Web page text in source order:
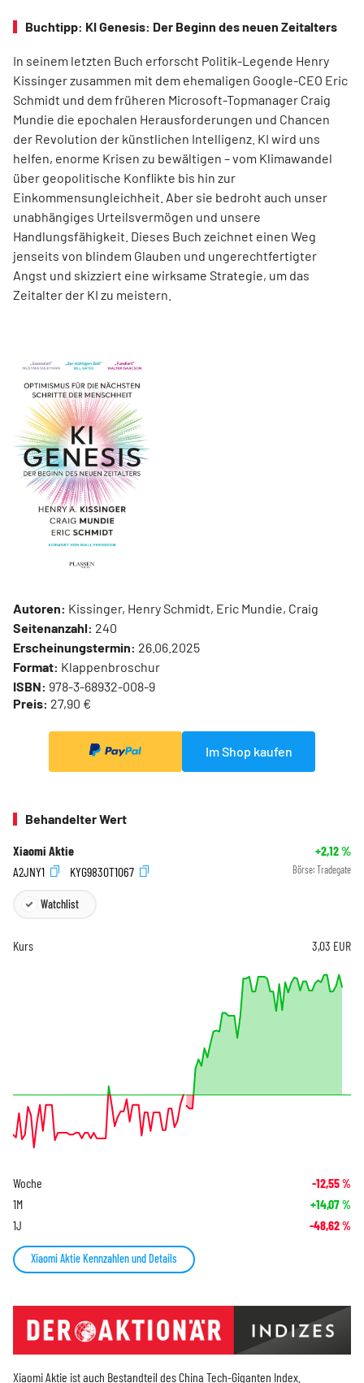
Buchtipp: KI Genesis: Der Beginn des neuen Zeitalters
In seinem letzten Buch erforscht Politik-Legende Henry
Kissinger zusammen mit dem ehemaligen Google-CEO Eric
Schmidt und dem früheren Microsoft-Topmanager Craig
Mundie die epochalen Herausforderungen und Chancen
der Revolution der künstlichen Intelligenz. KI wird uns
helfen, enorme Krisen zu bewältigen – vom Klimawandel
über geo­poli­tische Konflikte bis hin zur
Einkommensungleichheit. Aber sie bedroht auch unser
unabhängiges Urteilsvermögen und unsere
Handlungsfähigkeit. Dieses Buch zeichnet einen Weg
jenseits von blindem Glauben und ungerechtfertigter
Angst und skizziert eine wirksame Strategie, um das
Zeitalter der KI zu meistern.
Autoren: Kissinger, Henry Schmidt, Eric Mundie, Craig
Seitenanzahl: 240
Erscheinungstermin: 26.06.2025
Format: Klappenbroschur
ISBN: 978-3-68932-008-9
Preis: 27,90 €
Im Shop kaufen
Behandelter Wert
Xiaomi Aktie +2,12%
A2JNY1
KYG9830T1067 Börse: Tradegate
Watchlist
Kurs 3,03 EUR
Woche -12,55%
1M +14,07%
1J -48,62%
Xiaomi Aktie Kennzahlen und Details
Xiaomi Aktie ist auch Bestandteil desChina Tech-Giganten Index